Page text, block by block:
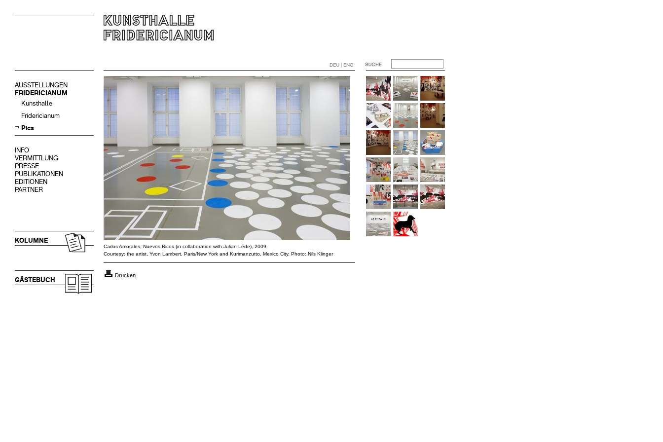
DEU | ENG
AUSSTELLUNGEN
FRIDERICIANUM
Kunsthalle
Fridericianum
Pics
INFO
VERMITTLUNG
PRESSE
PUBLIKATIONEN
EDITIONEN
PARTNER
KOLUMNE
GÄSTEBUCH
Carlos Amorales, Nuevos Ricos (in collaboration with Julian Léde), 2009
Courtesy: the artist, Yvon Lambert, Paris/New York and Kurimanzutto, Mexico City. Photo: Nils Klinger
Drucken